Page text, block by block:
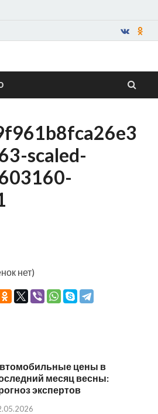
—
scaled-
нет)
цены в
месяц весны:
экспертов